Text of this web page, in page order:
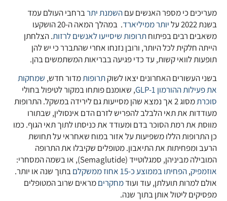
מעריכים כי מספר האנשים עםהשמנת יתרברחבי העולם עמד
בשנת 2022 על
יותר ממיליארד
. במהלך המאה ה-20 הושקעו
משאבים רבים בפיתוחתרופות שיסייעו לאנשים לרזות. הצלחתן
הייתה חלקית לכל היותר, ורובן נזנחו אחרי שהתברר כי יש להן
תופעות לוואי קשות, עד כדי פגיעה בבריאות המשתמשים בהן.
בשני העשורים האחרונים יצאו לשוקתרופותמדור חדש, שמחקות
את פעילות ההורמון GLP-1
, שאומנם פותחו במקור לטיפול בחולי
סוכרת
מסוג 2 אך נמצא שהן מסייעות גם לירידה במשקל. התרופות
מעודדות את תאי הלבלב להפריש לזרם הדם אינסולין, שבתורו
מווסת את רמת הסוכר בדם ומעודד את כניסתו לתוך תאי הגוף. כמו
כן התרופות הללו משפיעות על אזור במוח שאחראי על תחושת
הרעב ומפחיתות את התיאבון. מטופלים שקיבלו את התרופה
המובילה מביניהן, סמגלוטייד (Semaglutide), או בשמה המסחרי:
אוזמפיק,הפחיתו בממוצע כ-15 אחוז ממשקלם
בתוך שנה או יותר.
אולם למרות תועלתן, עוד ועודמחקריםמראים שרוב המטופלים
מפסיקים ליטול אותן בתוך שנה.